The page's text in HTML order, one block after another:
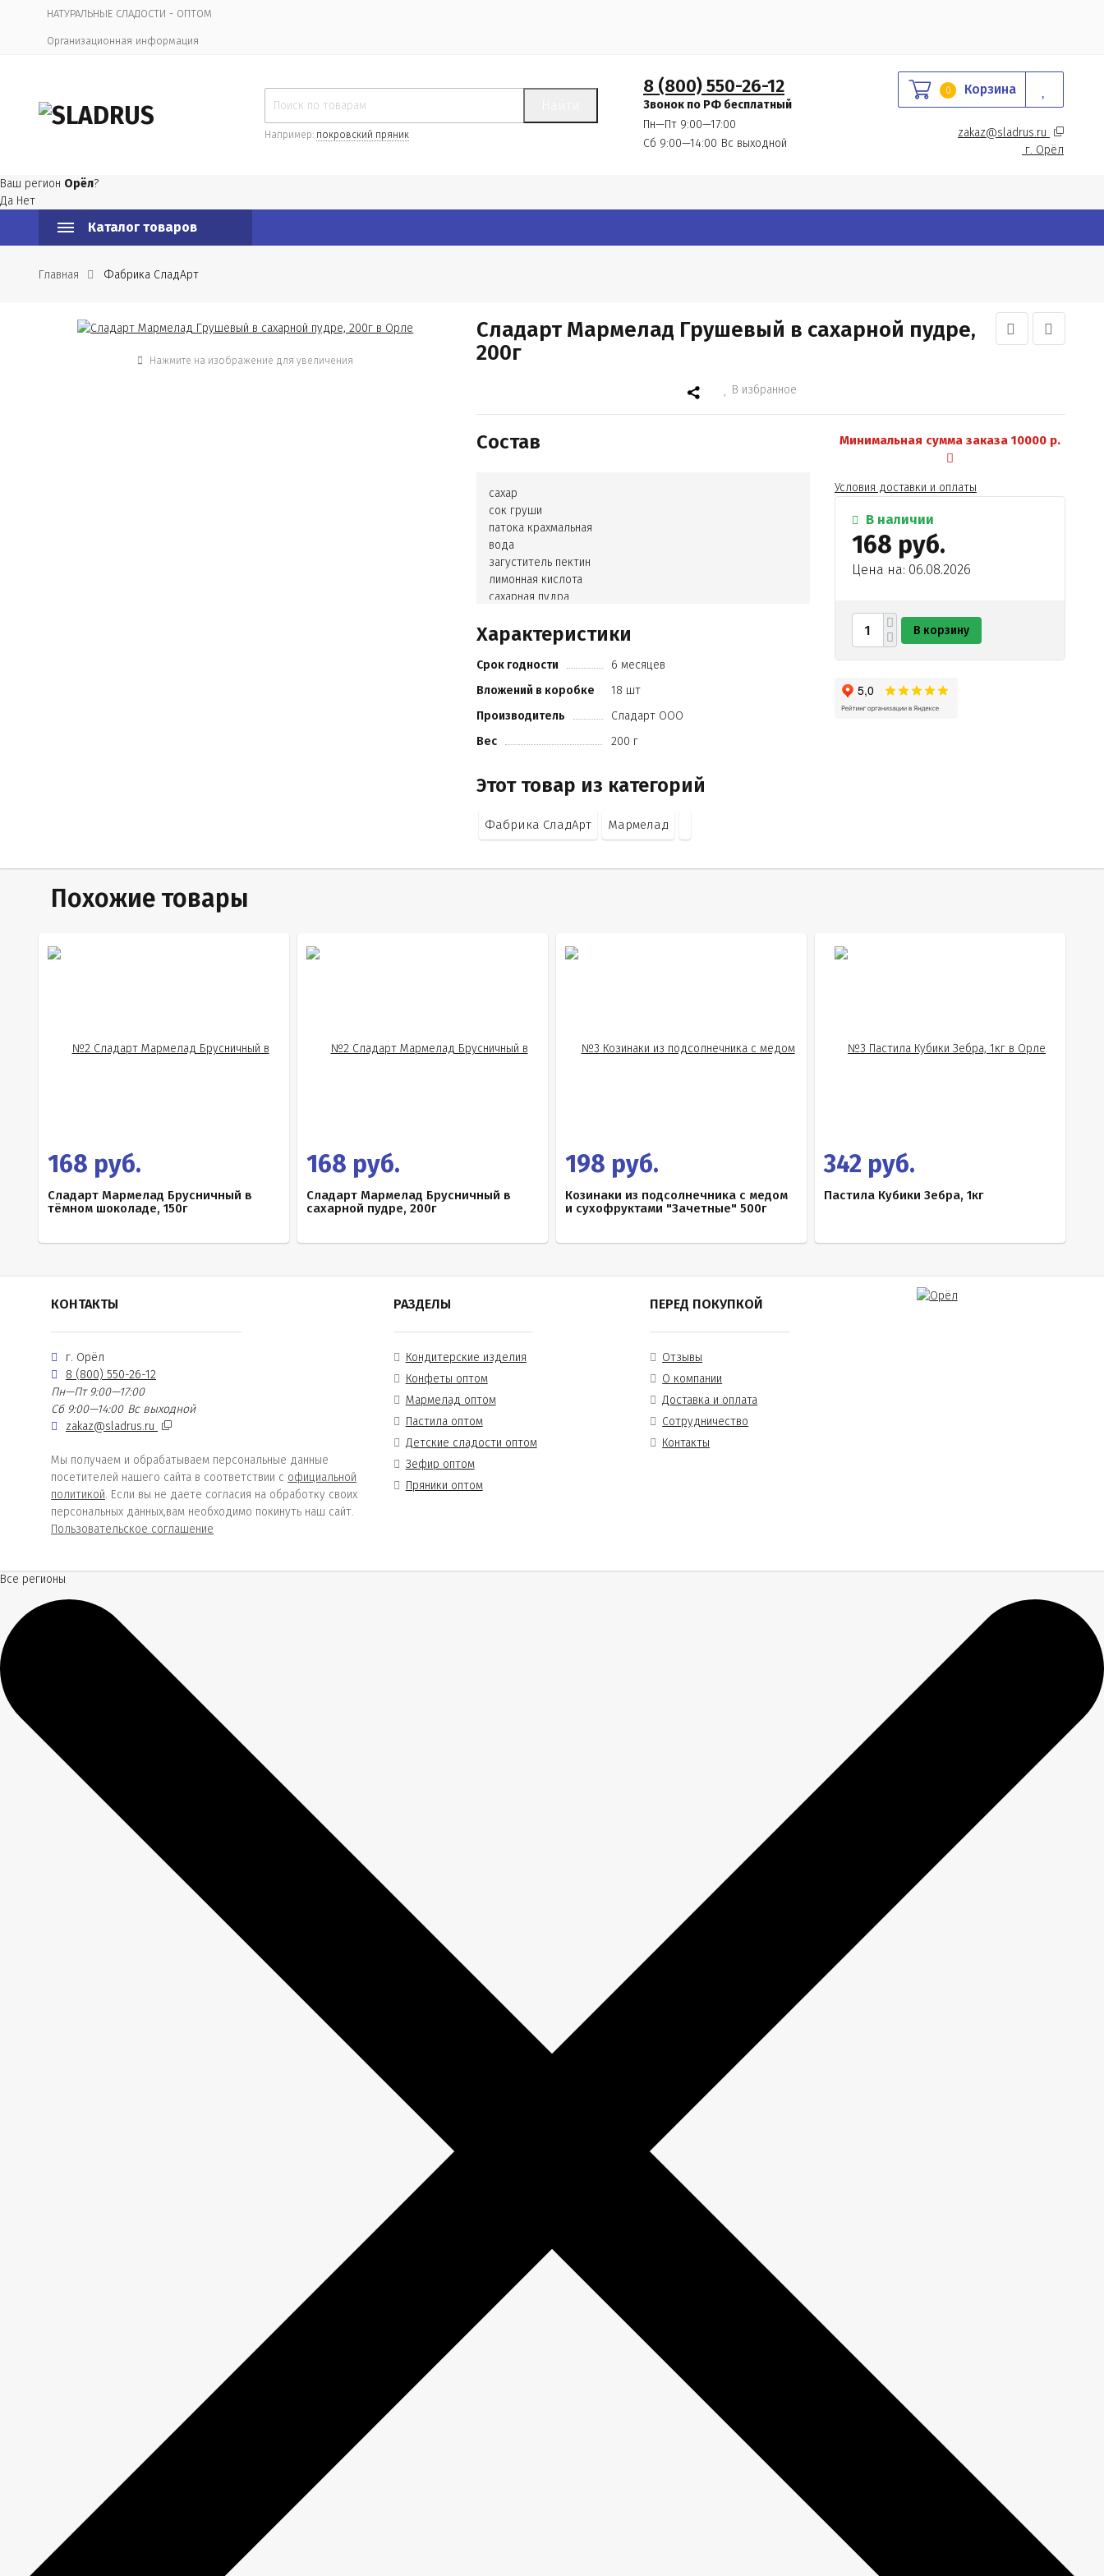
НАТУРАЛЬНЫЕ СЛАДОСТИ - ОПТОМ
Организационная информация
Например: покровский пряник
8 (800) 550-26-12
Звонок по РФ бесплатный
Пн—Пт 9:00—17:00
Сб 9:00—14:00 Вс выходной
0 Корзина
zakaz@sladrus.ru
г. Орёл
Ваш регион Орёл?
Да Нет
Каталог товаров
Главная Фабрика СладАрт
Нажмите на изображение для увеличения
Сладарт Мармелад Грушевый в сахарной пудре,
200г
В избранное
Состав
сахар
сок груши
патока крахмальная
вода
загуститель пектин
лимонная кислота
сахарная пудра
Характеристики
Срок годности
6 месяцев
Вложений в коробке
18 шт
Производитель
Сладарт ООО
Вес
200 г
Этот товар из категорий
Фабрика СладАрт Мармелад
Минимальная сумма заказа 10000 р.
Условия доставки и оплаты
В наличии
168 руб.
Цена на: 06.08.2026
В корзину
Похожие товары
168 руб.
Сладарт Мармелад Брусничный в
тёмном шоколаде, 150г
168 руб.
Сладарт Мармелад Брусничный в
сахарной пудре, 200г
198 руб.
Козинаки из подсолнечника с медом
и сухофруктами "Зачетные" 500г
342 руб.
Пастила Кубики Зебра, 1кг
КОНТАКТЫ
г. Орёл
8 (800) 550-26-12
Пн—Пт 9:00—17:00
Сб 9:00—14:00 Вс выходной
zakaz@sladrus.ru
Мы получаем и обрабатываем персональные данные
посетителей нашего сайта в соответствии с официальной
политикой. Если вы не даете согласия на обработку своих
персональных данных,вам необходимо покинуть наш сайт.
Пользовательское соглашение
РАЗДЕЛЫ
Кондитерские изделия
Конфеты оптом
Мармелад оптом
Пастила оптом
Детские сладости оптом
Зефир оптом
Пряники оптом
ПЕРЕД ПОКУПКОЙ
Отзывы
О компании
Доставка и оплата
Сотрудничество
Контакты
Все регионы